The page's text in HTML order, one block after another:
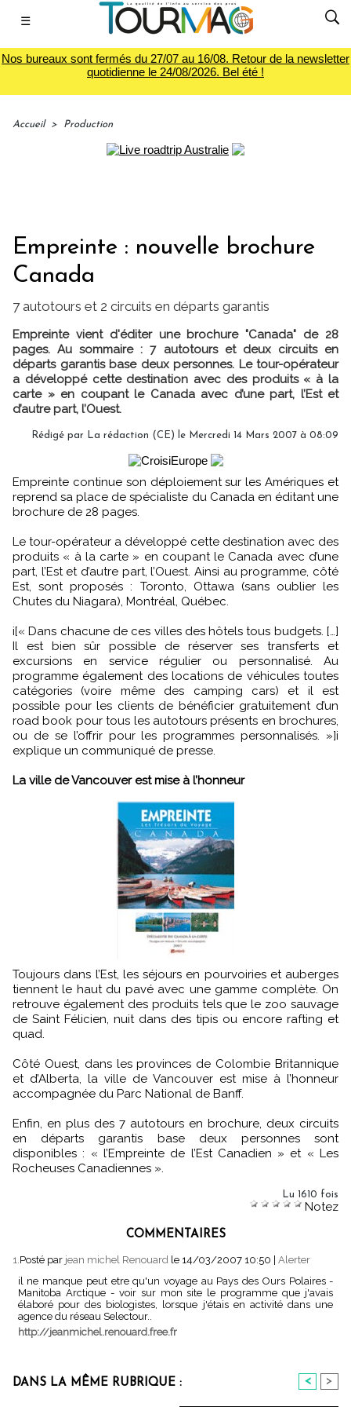
☰
Nos bureaux sont fermés du 27/07 au 16/08. Retour de la newsletter
quotidienne le 24/08/2026. Bel été !
Accueil > Production
Empreinte : nouvelle brochure
Canada
7 autotours et 2 circuits en départs garantis
Empreinte vient d'éditer une brochure "Canada" de 28
pages. Au sommaire : 7 autotours et deux circuits en
départs garantis base deux personnes. Le tour-opérateur
a développé cette destination avec des produits « à la
carte » en coupant le Canada avec d’une part, l’Est et
d’autre part, l’Ouest.
Rédigé par La rédaction (CE) le Mercredi 14 Mars 2007 à 08:09
Empreinte continue son déploiement sur les Amériques et
reprend sa place de spécialiste du Canada en éditant une
brochure de 28 pages.
Le tour-opérateur a développé cette destination avec des
produits « à la carte » en coupant le Canada avec d’une
part, l’Est et d’autre part, l’Ouest. Ainsi au programme, côté
Est, sont proposés : Toronto, Ottawa (sans oublier les
Chutes du Niagara), Montréal, Québec.
i[« Dans chacune de ces villes des hôtels tous budgets. […]
Il est bien sûr possible de réserver ses transferts et
excursions en service régulier ou personnalisé. Au
programme également des locations de véhicules toutes
catégories (voire même des camping cars) et il est
possible pour les clients de bénéficier gratuitement d’un
road book pour tous les autotours présents en brochures,
ou de se l’offrir pour les programmes personnalisés. »]i
explique un communiqué de presse.
La ville de Vancouver est mise à l’honneur
Toujours dans l’Est, les séjours en pourvoiries et auberges
tiennent le haut du pavé avec une gamme complète. On
retrouve également des produits tels que le zoo sauvage
de Saint Félicien, nuit dans des tipis ou encore rafting et
quad.
Côté Ouest, dans les provinces de Colombie Britannique
et d’Alberta, la ville de Vancouver est mise à l’honneur
accompagnée du Parc National de Banff.
Enfin, en plus des 7 autotours en brochure, deux circuits
en départs garantis base deux personnes sont
disponibles : « l’Empreinte de l’Est Canadien » et « Les
Rocheuses Canadiennes ».
Lu 1610 fois
Notez
COMMENTAIRES
1.Posté par jean michel Renouard le 14/03/2007 10:50
Alerter
il ne manque peut etre qu'un voyage au Pays des Ours Polaires -
Manitoba Arctique - voir sur mon site le programme que j'avais
élaboré pour des biologistes, lorsque j'étais en activité dans une
agence du réseau Selectour..
http://jeanmichel.renouard.free.fr
DANS LA MÊME RUBRIQUE : < >